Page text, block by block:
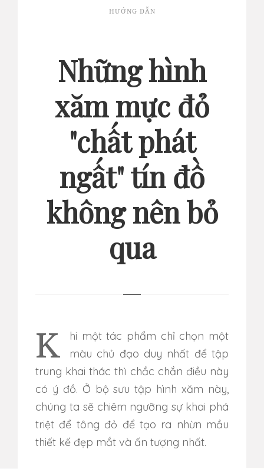
HƯỚNG DẪN
Những hình
xăm mực đỏ
"chất phát
ngất" tín đồ
không nên bỏ
qua
Khi một tác phẩm chỉ chọn một
màu chủ đạo duy nhất để tập
trung khai thác thì chắc chắn điều này
có ý đồ. Ở bộ sưu tập hình xăm này,
chúng ta sẽ chiêm ngưỡng sự khai phá
triệt để tông đỏ để tạo ra nhừn mầu
thiết kế đẹp mắt và ấn tượng nhất.